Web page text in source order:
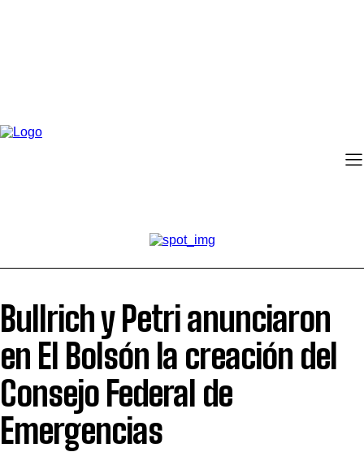
Bullrich y Petri anunciaron
en El Bolsón la creación del
Consejo Federal de
Emergencias